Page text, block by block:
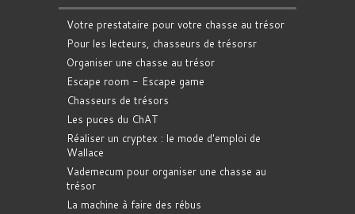
Votre prestataire pour votre chasse au trésor
Pour les lecteurs, chasseurs de trésorsr
Organiser une chasse au trésor
Escape room - Escape game
Chasseurs de trésors
Les puces du ChAT
Réaliser un cryptex : le mode d'emploi de
Wallace
Vademecum pour organiser une chasse au
trésor
La machine à faire des rébus